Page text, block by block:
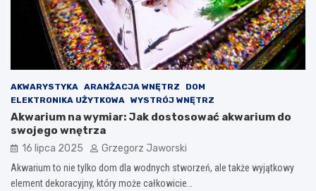
AKWARYSTYKA ARANŻACJA WNĘTRZ
DOM
ELEKTRONIKA UŻYTKOWA
WYSTRÓJ WNĘTRZ
Akwarium na wymiar: Jak dostosować akwarium do
swojego wnętrza
16 lipca 2025 Grzegorz Jaworski
Akwarium to nie tylko dom dla wodnych stworzeń, ale także wyjątkowy
element dekoracyjny, który może całkowicie…